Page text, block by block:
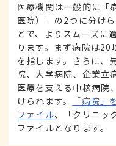
医療機関は一般的に「
医院）」の2つに分け
とで、よりスムーズに
ります。まず病院は20
を指します。さらに、
院、大学病院、企業立
医療を支える中核病院
けられます。
「病院」
ファイル、「クリニッ
ファイルとなります。